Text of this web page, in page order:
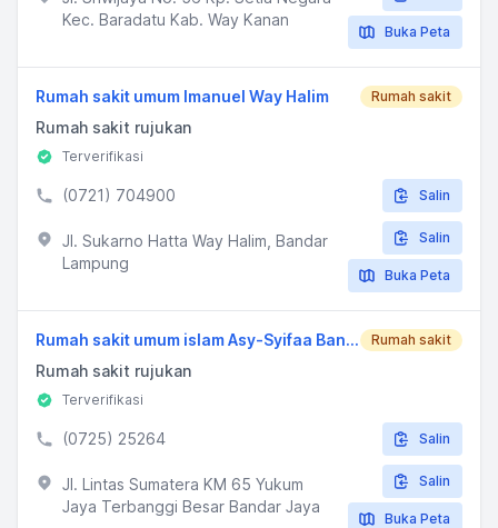
Kec. Baradatu Kab. Way Kanan
Buka Peta
Rumah sakit umum Imanuel Way Halim Rumah sakit
Rumah sakit rujukan
Terverifikasi
(0721) 704900 Salin
Jl. Sukarno Hatta Way Halim, Bandar
Lampung
Salin
Buka Peta
Rumah sakit umum islam Asy-Syifaa Bandar Jaya Rumah sakit
Rumah sakit rujukan
Terverifikasi
(0725) 25264 Salin
Jl. Lintas Sumatera KM 65 Yukum
Jaya Terbanggi Besar Bandar Jaya
Salin
Buka Peta